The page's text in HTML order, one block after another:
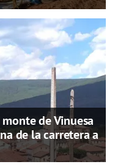
de Vinuesa
de la carretera a